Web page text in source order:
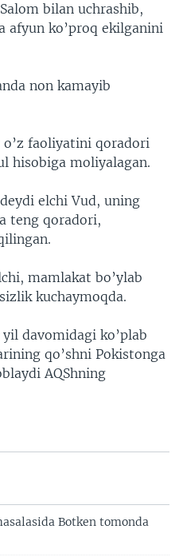
bilan uchrashib,
afyun ko’proq ekilganini
non kamayib
faoliyatini qoradori
hisobiga moliyalagan.
elchi Vud, uning
teng qoradori,
mamlakat bo’ylab
kuchaymoqda.
davomidagi ko’plab
qo’shni Pokistonga
AQShning
Botken tomonda